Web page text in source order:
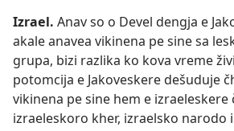
Izrael. Anav so o Devel dengja e
akale anavea vikinena pe sine sa
grupa, bizi razlika ko kova vreme
potomcija e Jakoveskere dešuduje
vikinena pe sine hem e izraeleskere
izraeleskoro kher, izraelsko narodo